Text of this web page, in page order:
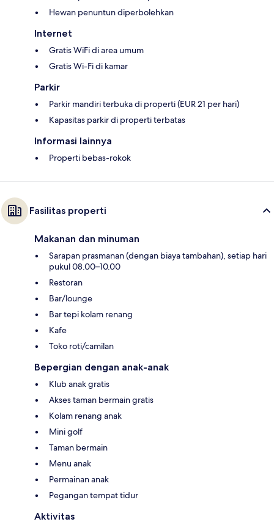
Hewan penuntun diperbolehkan
Internet
Gratis WiFi di area umum
Gratis Wi-Fi di kamar
Parkir
Parkir mandiri terbuka di properti (EUR 21 per hari)
Kapasitas parkir di properti terbatas
Informasi lainnya
Properti bebas-rokok
Fasilitas properti
Makanan dan minuman
Sarapan prasmanan (dengan biaya tambahan), setiap hari
pukul 08.00–10.00
Restoran
Bar/lounge
Bar tepi kolam renang
Kafe
Toko roti/camilan
Bepergian dengan anak-anak
Klub anak gratis
Akses taman bermain gratis
Kolam renang anak
Mini golf
Taman bermain
Menu anak
Permainan anak
Pegangan tempat tidur
Aktivitas